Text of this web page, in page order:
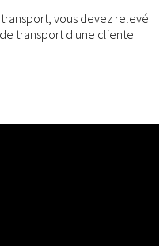
vous devez relevé
transport d'une cliente